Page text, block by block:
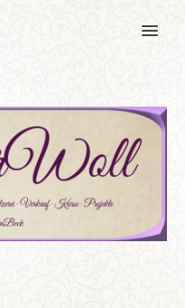
MENU